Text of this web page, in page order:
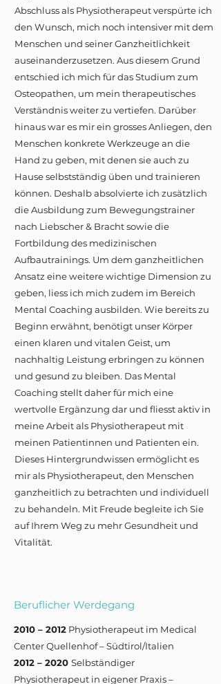
Abschluss als Physiotherapeut verspürte ich
den Wunsch, mich noch intensiver mit dem
Menschen und seiner Ganzheitlichkeit
auseinanderzusetzen. Aus diesem Grund
entschied ich mich für das Studium zum
Osteopathen, um mein therapeutisches
Verständnis weiter zu vertiefen. Darüber
hinaus war es mir ein grosses Anliegen, den
Menschen konkrete Werkzeuge an die
Hand zu geben, mit denen sie auch zu
Hause selbstständig üben und trainieren
können. Deshalb absolvierte ich zusätzlich
die Ausbildung zum Bewegungstrainer
nach Liebscher & Bracht sowie die
Fortbildung des medizinischen
Aufbautrainings. Um dem ganzheitlichen
Ansatz eine weitere wichtige Dimension zu
geben, liess ich mich zudem im Bereich
Mental Coaching ausbilden. Wie bereits zu
Beginn erwähnt, benötigt unser Körper
einen klaren und vitalen Geist, um
nachhaltig Leistung erbringen zu können
und gesund zu bleiben. Das Mental
Coaching stellt daher für mich eine
wertvolle Ergänzung dar und fliesst aktiv in
meine Arbeit als Physiotherapeut mit
meinen Patientinnen und Patienten ein.
Dieses Hintergrundwissen ermöglicht es
mir als Physiotherapeut, den Menschen
ganzheitlich zu betrachten und individuell
zu behandeln. Mit Freude begleite ich Sie
auf Ihrem Weg zu mehr Gesundheit und
Vitalität.
Beruflicher Werdegang
2010 – 2012 Physiotherapeut im Medical
Center Quellenhof – Südtirol/Italien
2012 – 2020 Selbständiger
Physiotherapeut in eigener Praxis –